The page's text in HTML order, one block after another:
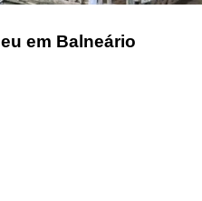
em Balneário